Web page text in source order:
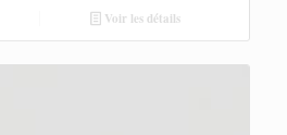
Voir les détails